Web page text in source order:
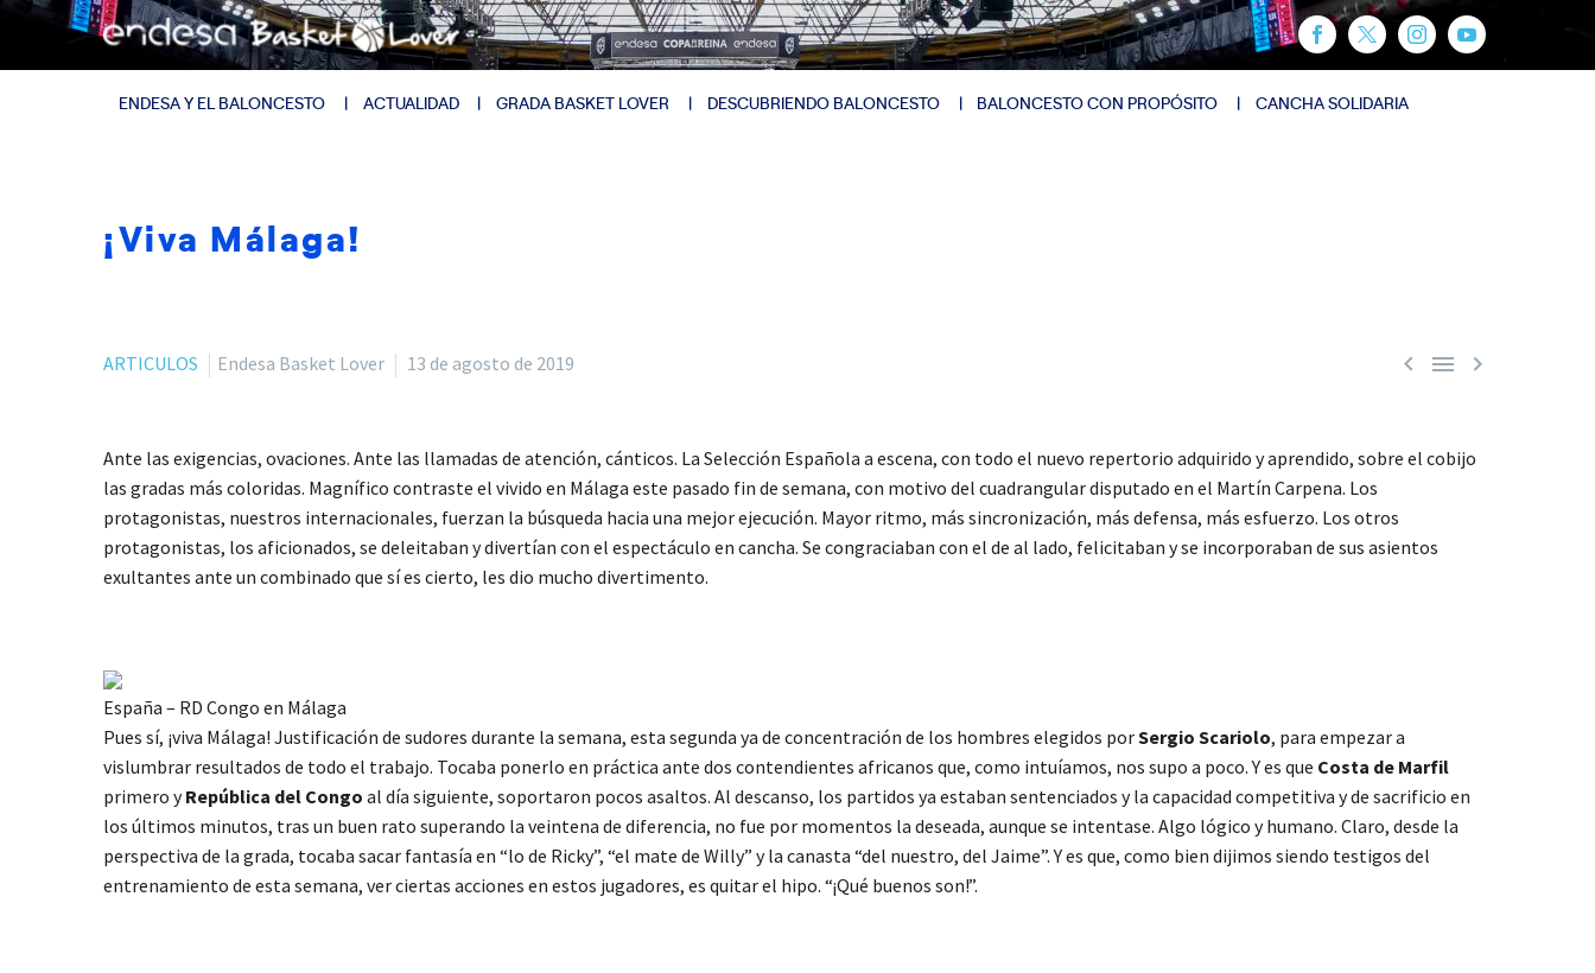
ENDESA Y EL BALONCESTO ACTUALIDAD GRADA BASKET LOVER DESCUBRIENDO BALONCESTO BALONCESTO CON PROPÓSITO CANCHA SOLIDARIA
¡Viva Málaga!
  
ARTICULOS Endesa Basket Lover 13 de agosto de 2019
Ante las exigencias, ovaciones. Ante las llamadas de atención, cánticos. La Selección Española a escena, con todo el nuevo repertorio adquirido y aprendido, sobre el cobijo
las gradas más coloridas. Magnífico contraste el vivido en Málaga este pasado fin de semana, con motivo del cuadrangular disputado en el Martín Carpena. Los
protagonistas, nuestros internacionales, fuerzan la búsqueda hacia una mejor ejecución. Mayor ritmo, más sincronización, más defensa, más esfuerzo. Los otros
protagonistas, los aficionados, se deleitaban y divertían con el espectáculo en cancha. Se congraciaban con el de al lado, felicitaban y se incorporaban de sus asientos
exultantes ante un combinado que sí es cierto, les dio mucho divertimento.
España – RD Congo en Málaga
Pues sí, ¡viva Málaga! Justificación de sudores durante la semana, esta segunda ya de concentración de los hombres elegidos porSergio Scariolo, para empezar a
vislumbrar resultados de todo el trabajo. Tocaba ponerlo en práctica ante dos contendientes africanos que, como intuíamos, nos supo a poco. Y es que Costa de Marfil
primero yRepública del Congo al día siguiente, soportaron pocos asaltos. Al descanso, los partidos ya estaban sentenciados y la capacidad competitiva y de sacrificio en
los últimos minutos, tras un buen rato superando la veintena de diferencia, no fue por momentos la deseada, aunque se intentase. Algo lógico y humano. Claro, desde la
perspectiva de la grada, tocaba sacar fantasía en “lo de Ricky”, “el mate de Willy” y la canasta “del nuestro, del Jaime”. Y es que, como bien dijimos siendo testigos del
entrenamiento de esta semana, ver ciertas acciones en estos jugadores, es quitar el hipo. “¡Qué buenos son!”.